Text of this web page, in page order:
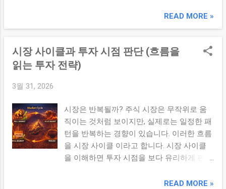
동하는 경우는 드뭅니다. 이러한 한계를 보완
서로 다른 전략을 결합하여 특정 전략 실패에
대한 영향을 줄이고, 안정적인 성과를 만들
구성하는 방식입니다. 장기 투자 + 단기 투자
성장주 + 배당주 집중 투자 + 분산 투자 서로
다른 전략은 시장 상황에 따라 다르게 작동하
는 경향이 있기 때문에 이를 결합하면 특정
구간에서의 성과 편차를 줄이는 데 도움이 될
시장은 일정한 패턴으로 움직이지 않는다 상
READ MORE »
시장 사이클과 투자 시점 판단 (흐름을
읽는 투자 전략)
3월 31, 2026
시장은 반복될까? 주식 시장은 무작위로 움
직이는 것처럼 보이지만, 실제로는 일정한 패
턴을 반복하는 경향이 있습니다. 이러한 흐름
을 시장 사이클 이라고 합니다. 시장 사이클
을 이해하면 투자 시점을 보다 유리하게 판단
상승과 하락이 반복되는 구조로, 이를 이해하
READ MORE »